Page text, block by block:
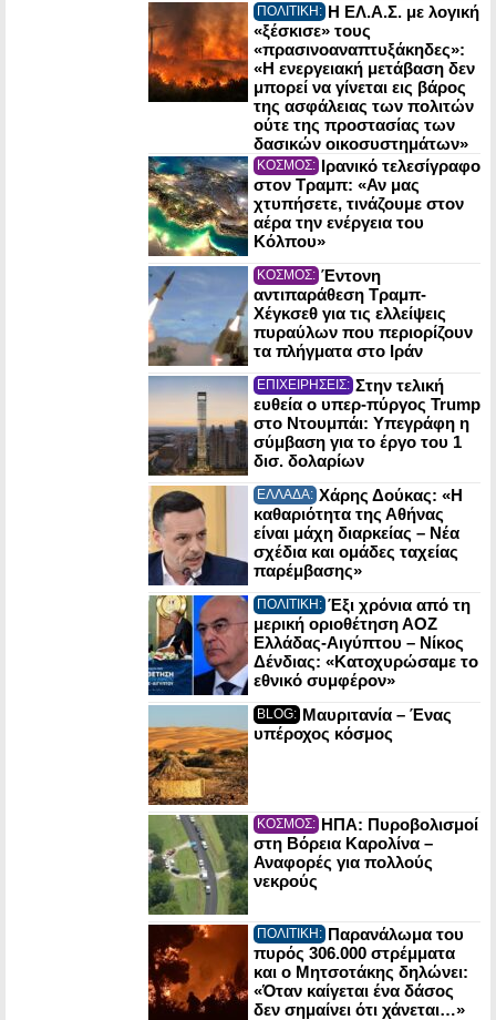
ΠΟΛΙΤΙΚΗ: Η ΕΛ.Α.Σ. με λογική
«ξέσκισε» τους
«πρασινοαναπτυξάκηδες»:
«Η ενεργειακή μετάβαση δεν
μπορεί να γίνεται εις βάρος
της ασφάλειας των πολιτών
ούτε της προστασίας των
δασικών οικοσυστημάτων»
ΚΟΣΜΟΣ: Ιρανικό τελεσίγραφο
στον Τραμπ: «Αν μας
χτυπήσετε, τινάζουμε στον
αέρα την ενέργεια του
Κόλπου»
ΚΟΣΜΟΣ: Έντονη
αντιπαράθεση Τραμπ-
Χέγκσεθ για τις ελλείψεις
πυραύλων που περιορίζουν
τα πλήγματα στο Ιράν
ΕΠΙΧΕΙΡΗΣΕΙΣ: Στην τελική
ευθεία ο υπερ-πύργος Trump
στο Ντουμπάι: Υπεγράφη η
σύμβαση για το έργο του 1
δισ. δολαρίων
ΕΛΛΑΔΑ: Χάρης Δούκας: «Η
καθαριότητα της Αθήνας
είναι μάχη διαρκείας – Νέα
σχέδια και ομάδες ταχείας
παρέμβασης»
ΠΟΛΙΤΙΚΗ: Έξι χρόνια από τη
μερική οριοθέτηση ΑΟΖ
Ελλάδας-Αιγύπτου – Νίκος
Δένδιας: «Κατοχυρώσαμε το
εθνικό συμφέρον»
BLOG: Μαυριτανία – Ένας
υπέροχος κόσμος
ΚΟΣΜΟΣ: ΗΠΑ: Πυροβολισμοί
στη Βόρεια Καρολίνα –
Αναφορές για πολλούς
νεκρούς
ΠΟΛΙΤΙΚΗ: Παρανάλωμα του
πυρός 306.000 στρέμματα
και ο Μητσοτάκης δηλώνει:
«Όταν καίγεται ένα δάσος
δεν σημαίνει ότι χάνεται…»